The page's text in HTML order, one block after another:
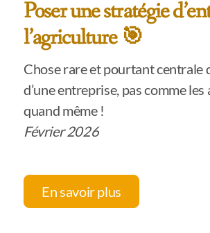
Poser une stratégie
l’agriculture 🎯
Chose rare et pourtant centrale
d’une entreprise, pas comme
quand même !
Février 2026
En savoir plus